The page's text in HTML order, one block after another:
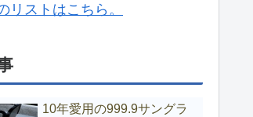
リストはこちら。
10年愛用の999.9サングラ